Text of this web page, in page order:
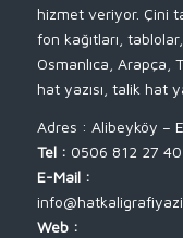
hizmet veriyor. Çini
fon kağıtları,
Osmanlıca, Arapça,
hat yazısı, talik hat
Adres : Alibeyköy –
Tel : 0506 812 27 40
E-Mail :
Web :